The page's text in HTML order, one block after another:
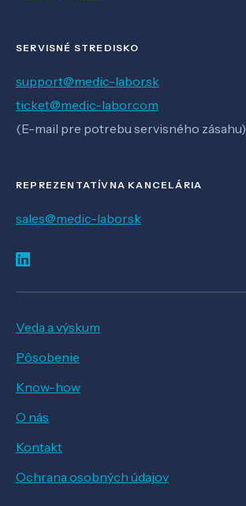
SERVISNÉ STREDISKO
support@medic-labor.sk
ticket@medic-labor.com
(E-mail pre potrebu servisného zásahu)
REPREZENTATÍVNA KANCELÁRIA
sales@medic-labor.sk
Veda a výskum
Pôsobenie
Know-how
O nás
Kontakt
Ochrana osobných údajov